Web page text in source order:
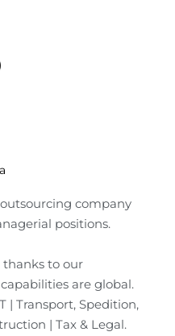
company
positions.
thanks to our
are global.
| Transport, Spedition,
| Tax & Legal.